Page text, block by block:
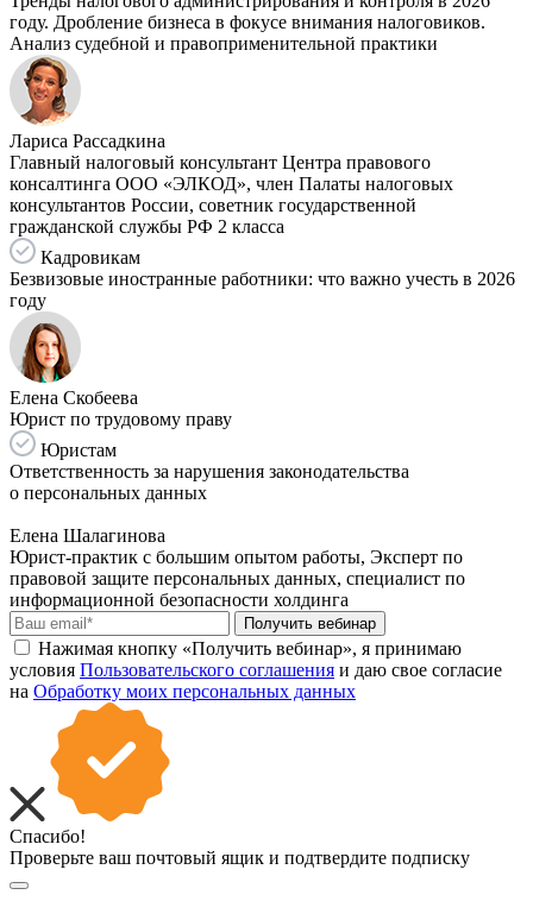
году. Дробление бизнеса в фокусе внимания налоговиков.
Анализ судебной и правоприменительной практики
Лариса Рассадкина
Главный налоговый консультант Центра правового
консалтинга ООО «ЭЛКОД», член Палаты налоговых
консультантов России, советник государственной
гражданской службы РФ 2 класса
Кадровикам
Безвизовые иностранные работники: что важно учесть в 2026
году
Елена Скобеева
Юрист по трудовому праву
Юристам
Ответственность за нарушения законодательства
о персональных данных
Елена Шалагинова
Юрист-практик с большим опытом работы, Эксперт по
правовой защите персональных данных, специалист по
информационной безопасности холдинга
Получить вебинар
Нажимая кнопку «Получить вебинар», я принимаю
условия Пользовательского соглашения и даю свое согласие
на Обработку моих персональных данных
Спасибо!
Проверьте ваш почтовый ящик и подтвердите подписку